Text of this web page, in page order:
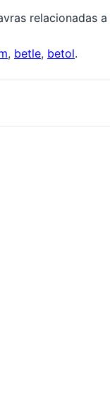
relacionadas a
, betle, betol.